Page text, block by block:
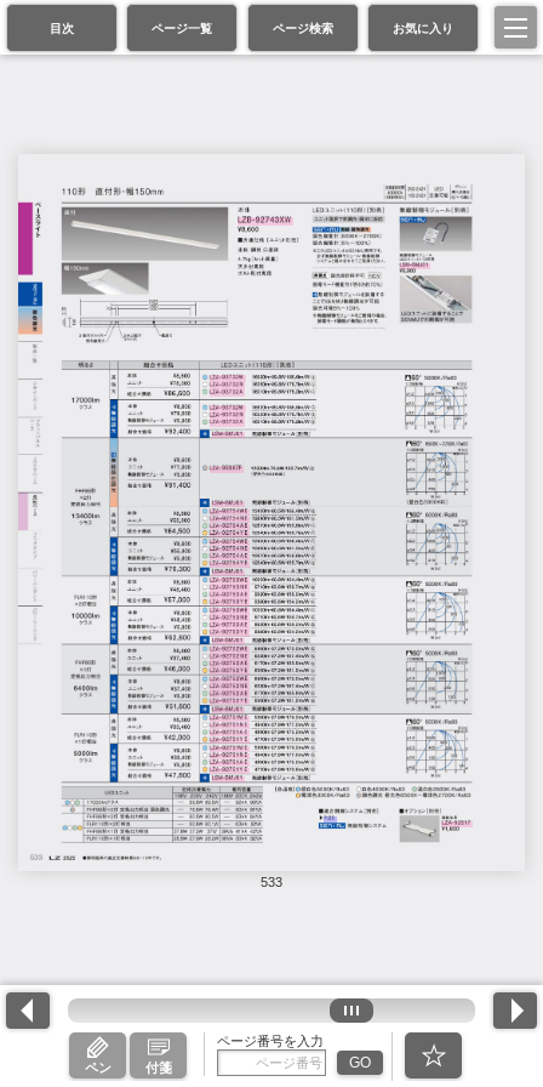
目次 ページ一覧 ページ検索 お気に入り
533
ペン 付箋
ページ番号を入力
GO